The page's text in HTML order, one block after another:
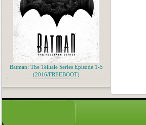
Batman: The Telltale Series Episode 1-5
(2016/FREEBOOT)